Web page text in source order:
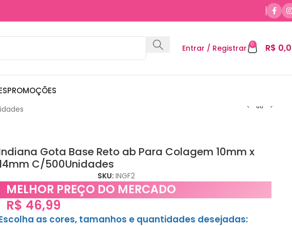
Entrar / Registrar 0 R$
PROMOÇÕES
Gota Base Reto ab Para Colagem 10mm x
C/500Unidades
SKU:INGF2
MELHOR PREÇO DO MERCADO
R$ 46,99
as cores, tamanhos e quantidades desejadas: